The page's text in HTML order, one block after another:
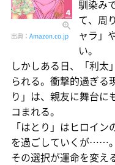
出典： Amazon.co.jp
馴染み
て、周
ャラ」
い。
しかしある日、「利太
られる。衝撃的過ぎる
り」は、親友に舞台に
コまれる。
「はとり」はヒロイ
を過ごしていくが……
その選択が運命を変え